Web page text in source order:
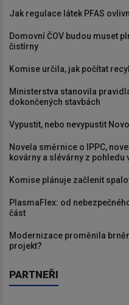
Jak regulace látek PFAS
Domovní ČOV budou muset
čistírny
Komise určila, jak počítat
Ministerstva stanovila
dokončených stavbách
Vypustit, nebo nevypustit
Novela směrnice o IPPC,
kovárny a slévárny z
Komise plánuje začlenit
PlasmaFlex: od
část
Modernizace proměnila
projekt?
PARTNEŘI